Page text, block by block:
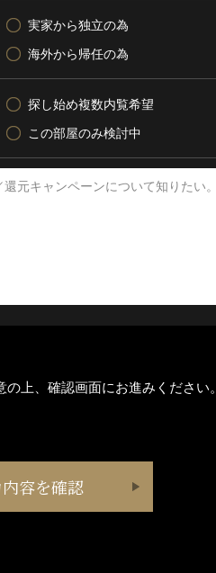
実家から独立の為
海外から帰任の為
探し始め複数内覧希望
この部屋のみ検討中
の上、確認画面にお進みください。